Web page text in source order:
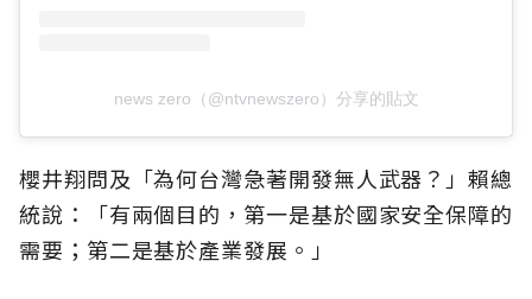
news zero（@ntvnewszero）分享的貼文
櫻井翔問及「為何台灣急著開發無人武器？」賴總
統說：「有兩個目的，第一是基於國家安全保障的
需要；第二是基於產業發展。」